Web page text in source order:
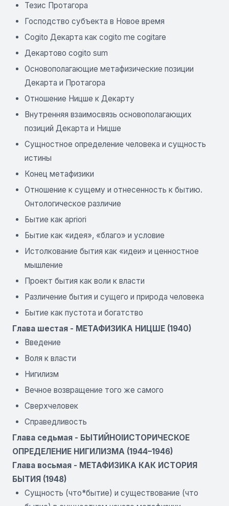
Тезис Протагора
Господство субъекта в Новое время
Cogito Декарта как cogito me cogitare
Декартово cogito sum
Основополагающие метафизические позиции
Декарта и Протагора
Отношение Ницше к Декарту
Внутренняя взаимосвязь основополагающих
позиций Декарта и Ницше
Сущностное определение человека и сущность
истины
Конец метафизики
Отношение к сущему и отнесенность к бытию.
Онтологическое различие
Бытие как apriori
Бытие как «идея», «благо» и условие
Истолкование бытия как «идеи» и ценностное
мышление
Проект бытия как воли к власти
Различение бытия и сущего и природа человека
Бытие как пустота и богатство
Глава шестая - МЕТАФИЗИКА НИЦШЕ (1940)
Введение
Воля к власти
Нигилизм
Вечное возвращение того же самого
Сверхчеловек
Справедливость
Глава седьмая - БЫТИЙНОIИСТОРИЧЕСКОЕ
ОПРЕДЕЛЕНИЕ НИГИЛИЗМА (1944–1946)
Глава восьмая - МЕТАФИЗИКА КАК ИСТОРИЯ
БЫТИЯ (1948)
Сущность (что*бытие) и существование (что